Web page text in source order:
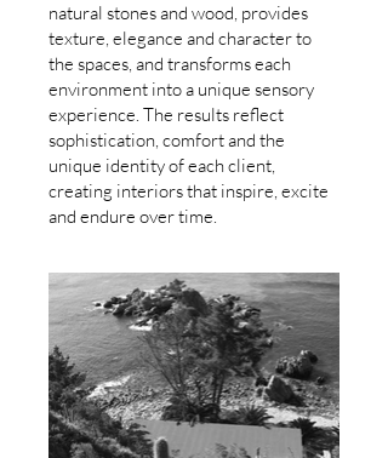
natural stones and wood, provides
texture, elegance and character to
the spaces, and transforms each
environment into a unique sensory
experience. The results reflect
sophistication, comfort and the
unique identity of each client,
creating interiors that inspire, excite
and endure over time.